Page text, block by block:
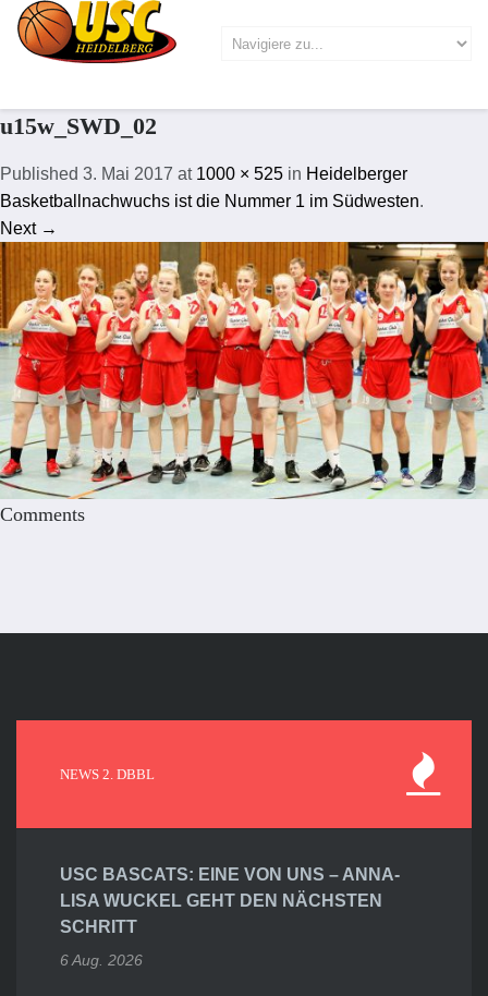
u15w_SWD_02
Published 3. Mai 2017 at 1000 × 525 in Heidelberger
Basketballnachwuchs ist die Nummer 1 im Südwesten.
Next →
Comments
NEWS 2. DBBL
USC BASCATS: EINE VON UNS – ANNA-
LISA WUCKEL GEHT DEN NÄCHSTEN
SCHRITT
6 Aug. 2026